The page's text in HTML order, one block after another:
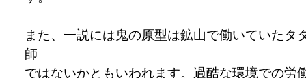
また、一説には鬼の原型は鉱山で働いていたタ
師
ではないかともいわれます。過酷な環境での労